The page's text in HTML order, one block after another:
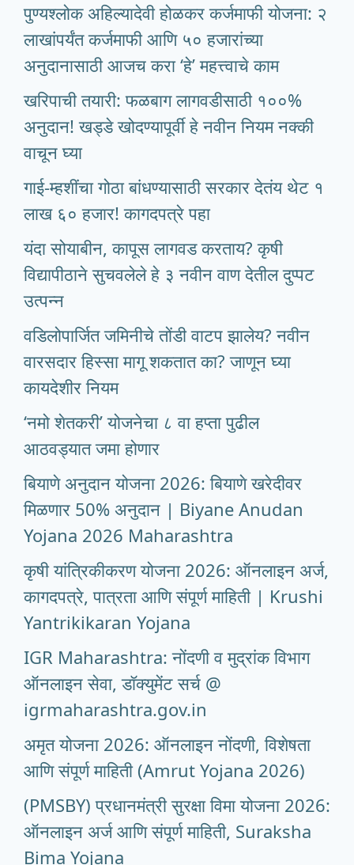
पुण्यश्लोक अहिल्यादेवी होळकर कर्जमाफी योजना: २
लाखांपर्यंत कर्जमाफी आणि ५० हजारांच्या
अनुदानासाठी आजच करा ‘हे’ महत्त्वाचे काम
खरिपाची तयारी: फळबाग लागवडीसाठी १००%
अनुदान! खड्डे खोदण्यापूर्वी हे नवीन नियम नक्की
वाचून घ्या
गाई-म्हशींचा गोठा बांधण्यासाठी सरकार देतंय थेट १
लाख ६० हजार! कागदपत्रे पहा
यंदा सोयाबीन, कापूस लागवड करताय? कृषी
विद्यापीठाने सुचवलेले हे ३ नवीन वाण देतील दुप्पट
उत्पन्न
वडिलोपार्जित जमिनीचे तोंडी वाटप झालेय? नवीन
वारसदार हिस्सा मागू शकतात का? जाणून घ्या
कायदेशीर नियम
‘नमो शेतकरी’ योजनेचा ८ वा हप्ता पुढील
आठवड्यात जमा होणार
बियाणे अनुदान योजना 2026: बियाणे खरेदीवर
मिळणार 50% अनुदान | Biyane Anudan
Yojana 2026 Maharashtra
कृषी यांत्रिकीकरण योजना 2026: ऑनलाइन अर्ज,
कागदपत्रे, पात्रता आणि संपूर्ण माहिती | Krushi
Yantrikikaran Yojana
IGR Maharashtra: नोंदणी व मुद्रांक विभाग
ऑनलाइन सेवा, डॉक्युमेंट सर्च @
igrmaharashtra.gov.in
अमृत योजना 2026: ऑनलाइन नोंदणी, विशेषता
आणि संपूर्ण माहिती (Amrut Yojana 2026)
(PMSBY) प्रधानमंत्री सुरक्षा विमा योजना 2026:
ऑनलाइन अर्ज आणि संपूर्ण माहिती, Suraksha
Bima Yojana